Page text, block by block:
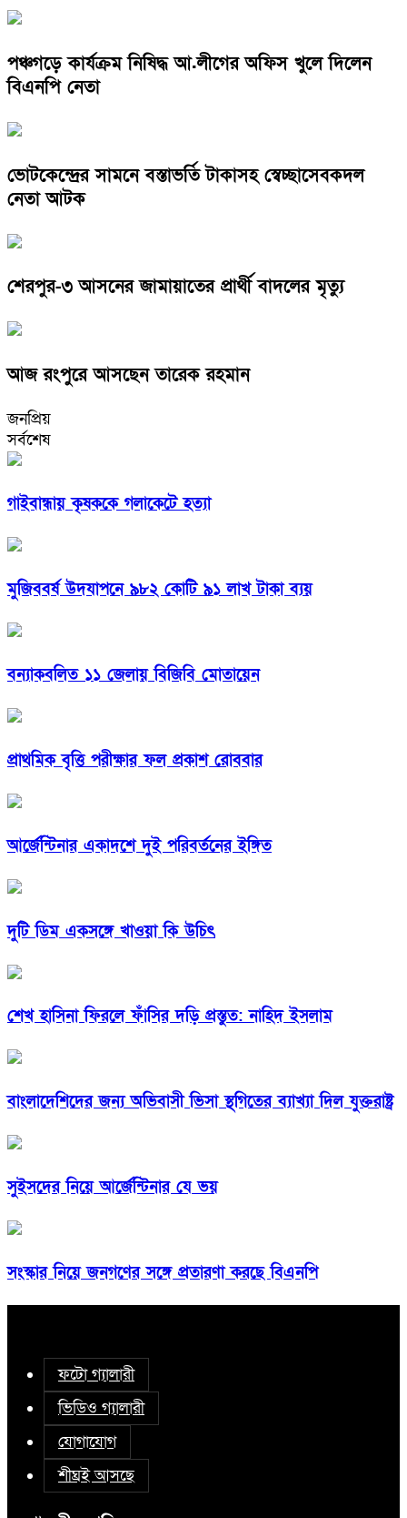
পঞ্চগড়ে কার্যক্রম নিষিদ্ধ আ.লীগের অফিস খুলে দিলেন
বিএনপি নেতা
ভোটকেন্দ্রের সামনে বস্তাভর্তি টাকাসহ স্বেচ্ছাসেবকদল
নেতা আটক
শেরপুর-৩ আসনের জামায়াতের প্রার্থী বাদলের মৃত্যু
আজ রংপুরে আসছেন তারেক রহমান
জনপ্রিয়
সর্বশেষ
গাইবান্ধায় কৃষককে গলাকেটে হত্যা
মুজিববর্ষ উদযাপনে ৯৮২ কোটি ৯১ লাখ টাকা ব্যয়
বন্যাকবলিত ১১ জেলায় বিজিবি মোতায়েন
প্রাথমিক বৃত্তি পরীক্ষার ফল প্রকাশ রোববার
আর্জেন্টিনার একাদশে দুই পরিবর্তনের ইঙ্গিত
দুটি ডিম একসঙ্গে খাওয়া কি উচিৎ
শেখ হাসিনা ফিরলে ফাঁসির দড়ি প্রস্তুত: নাহিদ ইসলাম
বাংলাদেশিদের জন্য অভিবাসী ভিসা স্থগিতের ব্যাখ্যা দিল যুক্তরাষ্ট্র
সুইসদের নিয়ে আর্জেন্টিনার যে ভয়
সংস্কার নিয়ে জনগণের সঙ্গে প্রতারণা করছে বিএনপি
ফটো গ্যালারী
ভিডিও গ্যালারী
যোগাযোগ
শীঘ্রই আসছে